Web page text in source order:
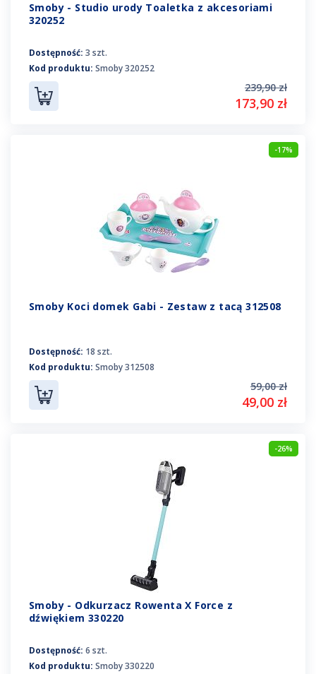
Smoby - Studio urody Toaletka z akcesoriami
320252
Dostępność: 3 szt.
Kod produktu: Smoby 320252
239,90 zł
173,90 zł
-17%
Smoby Koci domek Gabi - Zestaw z tacą 312508
Dostępność: 18 szt.
Kod produktu: Smoby 312508
59,00 zł
49,00 zł
-26%
Smoby - Odkurzacz Rowenta X Force z
dźwiękiem 330220
Dostępność: 6 szt.
Kod produktu: Smoby 330220